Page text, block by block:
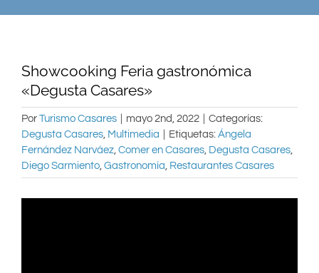
Showcooking Feria gastronómica
«Degusta Casares»
Por Turismo Casares mayo 2nd, 2022
Categorías:
Degusta Casares, Multimedia Etiquetas: Ángela
Fernández Narváez, Comer en Casares, Degusta Casares,
Diego Sarmiento, Gastronomía, Restaurantes Casares